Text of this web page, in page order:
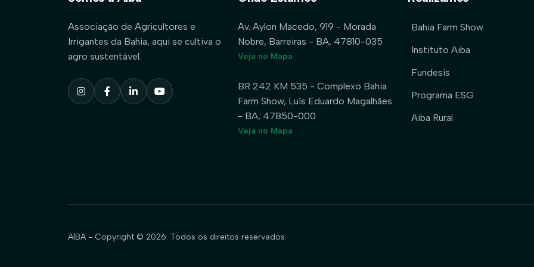
Associação de Agricultores e
Irrigantes da Bahia, aqui se cultiva o
agro sustentável.
Av. Aylon Macedo, 919 - Morada
Nobre, Barreiras - BA, 47810-035
Veja no Mapa
BR 242 KM 535 - Complexo Bahia
Farm Show, Luís Eduardo Magalhães
- BA, 47850-000
Veja no Mapa
Bahia Farm Show
Instituto Aiba
Fundesis
Programa ESG
Aiba Rural
AIBA - Copyright © 2026. Todos os direitos reservados.